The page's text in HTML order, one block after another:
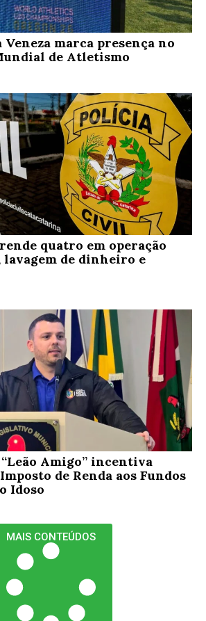
marca presença no
de Atletismo
quatro em operação
de dinheiro e
Amigo” incentiva
de Renda aos Fundos
Idoso
MAIS CONTEÚDOS